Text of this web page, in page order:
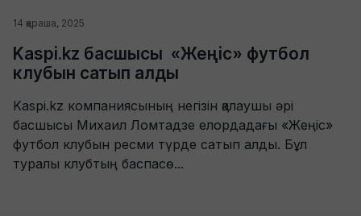
14 қараша, 2025
Kaspi.kz басшысы «Жеңіс» футбол
клубын сатып алды
Kaspi.kz компаниясының негізін қалаушы әрі
басшысы Михаил Ломтадзе елордадағы «Жеңіс»
футбол клубын ресми түрде сатып алды. Бұл
туралы клубтың баспасө...